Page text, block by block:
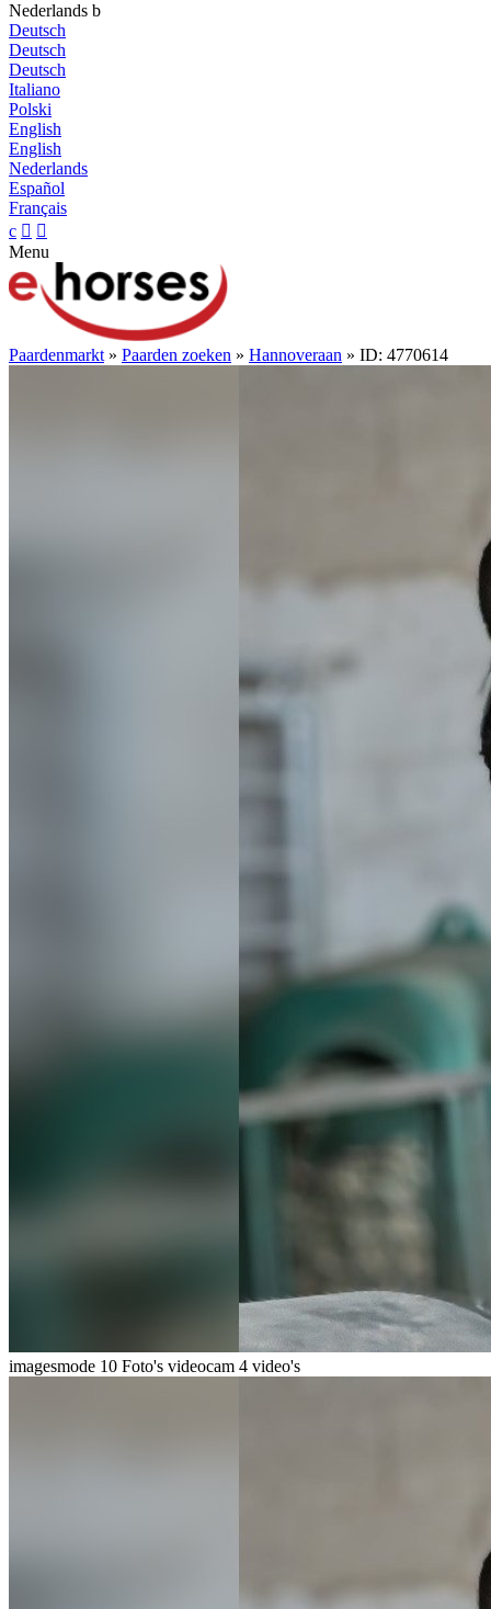
Nederlands b
Deutsch
Deutsch
Deutsch
Italiano
Polski
English
English
Nederlands
Español
Français
c  
Menu
Paardenmarkt » Paarden zoeken » Hannoveraan » ID: 4770614
imagesmode 10 Foto's videocam 4 video's